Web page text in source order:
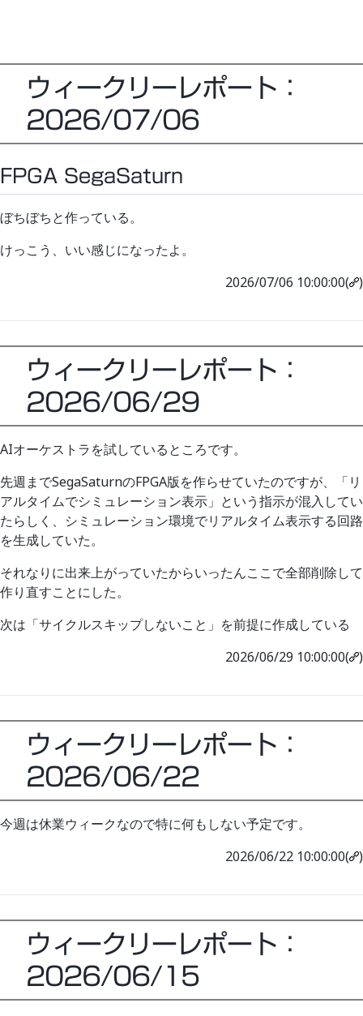
ウィークリーレポート：
2026/07/06
FPGA SegaSaturn
ぼちぼちと作っている。
けっこう、いい感じになったよ。
2026/07/06 10:00:00( )
ウィークリーレポート：
2026/06/29
AIオーケストラを試しているところです。
先週までSegaSaturnのFPGA版を作らせていたのですが、「リ
アルタイムでシミュレーション表示」という指示が混入してい
たらしく、シミュレーション環境でリアルタイム表示する回路
を生成していた。
それなりに出来上がっていたからいったんここで全部削除して
作り直すことにした。
次は「サイクルスキップしないこと」を前提に作成している
2026/06/29 10:00:00( )
ウィークリーレポート：
2026/06/22
今週は休業ウィークなので特に何もしない予定です。
2026/06/22 10:00:00( )
ウィークリーレポート：
2026/06/15